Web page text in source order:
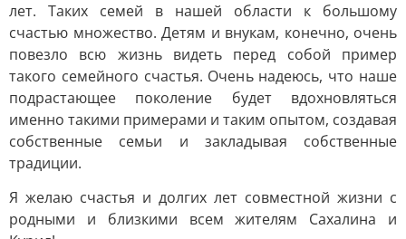
лет. Таких семей в нашей области к большому
счастью множество. Детям и внукам, конечно, очень
повезло всю жизнь видеть перед собой пример
такого семейного счастья. Очень надеюсь, что наше
подрастающее поколение будет вдохновляться
именно такими примерами и таким опытом, создавая
собственные семьи и закладывая собственные
традиции.
Я желаю счастья и долгих лет совместной жизни с
родными и близкими всем жителям Сахалина и